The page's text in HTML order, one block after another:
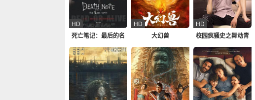
死亡笔记：最后的名
字国语
HD
大幻兽
HD
校园疯骚史之舞动青
春
HD